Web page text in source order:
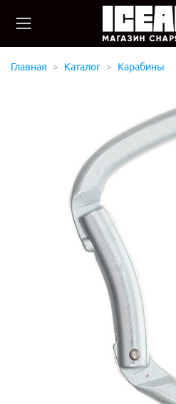
Главная Каталог Карабины